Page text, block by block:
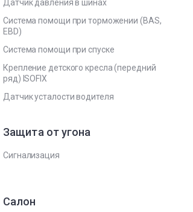
Датчик давления в шинах
Система помощи при торможении (BAS,
EBD)
Система помощи при спуске
Крепление детского кресла (передний
ряд) ISOFIX
Датчик усталости водителя
Защита от угона
Сигнализация
Салон